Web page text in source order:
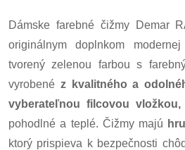
Dámske farebné čižmy Demar
originálnym doplnkom
tvorený zelenou farbou s
vyrobené z kvalitného a
vyberateľnou filcovou vložkou,
pohodlné a teplé. Čižmy majú
ktorý prispieva k bezpečnosti